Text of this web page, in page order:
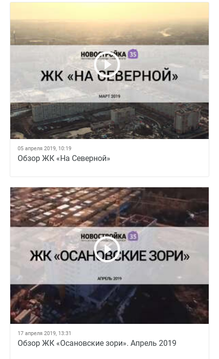
05 апреля 2019, 10:19
Обзор ЖК «На Северной»
17 апреля 2019, 13:31
Обзор ЖК «Осановские зори». Апрель 2019